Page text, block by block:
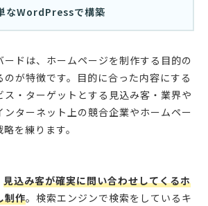
なWordPressで構築
ドは、ホームページを制作する目的の
のが特徴です。目的に合った内容にする
ス・ターゲットとする見込み客・業界や
ンターネット上の競合企業やホームペー
を練ります。
見込み客が確実に問い合わせしてくるホ
制作。検索エンジンで検索をしているキ